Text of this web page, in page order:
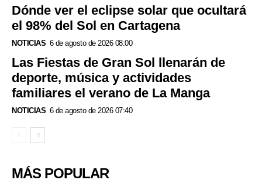
Dónde ver el eclipse solar que ocultará
el 98% del Sol en Cartagena
NOTICIAS 6 de agosto de 2026 08:00
Las Fiestas de Gran Sol llenarán de
deporte, música y actividades
familiares el verano de La Manga
NOTICIAS 6 de agosto de 2026 07:40
MÁS POPULAR